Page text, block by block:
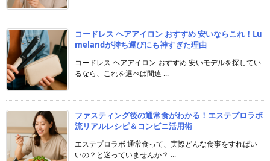
コードレス ヘアアイロン おすすめ 安いならこれ！Lu
melandが持ち運びにも神すぎた理由
コードレス ヘアアイロン おすすめ 安いモデルを探してい
るなら、これを選べば間違 ...
ファスティング後の通常食がわかる！エステプロラボ
流リアルレシピ＆コンビニ活用術
エステプロラボ 通常食って、実際どんな食事をすればい
いの？と迷っていませんか？ ...